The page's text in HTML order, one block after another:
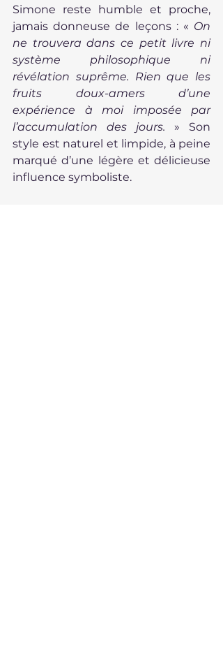
Simone reste humble et proche,
jamais donneuse de leçons : « On
ne trouvera dans ce petit livre ni
système philosophique ni
révélation suprême. Rien que les
fruits doux-amers d’une
expérience à moi imposée par
l’accumulation des jours. » Son
style est naturel et limpide, à peine
marqué d’une légère et délicieuse
influence symboliste.